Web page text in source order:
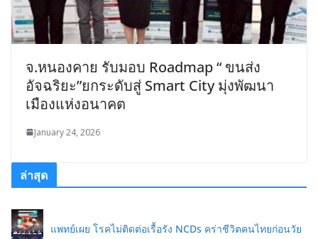
จ.หนองคาย รับมอบ Roadmap “ ขนส่ง
อัจฉริยะ”ยกระดับสู่ Smart City มุ่งพัฒนา
เมืองแห่งอนาคต
January 24, 2026
ล่าสุด
แพทย์เผย โรคไม่ติดต่อเรื้อรัง NCDs คร่าชีวิตคนไทยก่อนวัย